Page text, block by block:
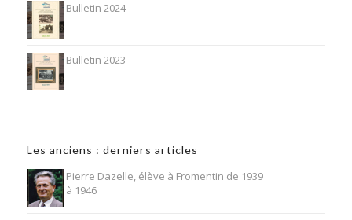
Bulletin 2024
Bulletin 2023
Les anciens : derniers articles
Pierre Dazelle, élève à Fromentin de 1939
à 1946